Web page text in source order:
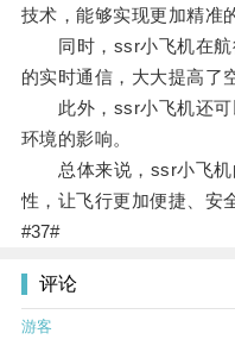
技术，能够实现更加精准
同时，ssr小飞机在航
的实时通信，大大提高了
此外，ssr小飞机还可
环境的影响。
总体来说，ssr小飞机
性，让飞行更加便捷、安
#37#
评论
游客